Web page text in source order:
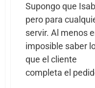
Supongo que
pero para
servir. Al menos
imposible saber
que el cliente
completa el